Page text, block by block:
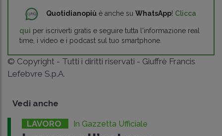
Quotidianopiù è anche su WhatsApp! Clicca
qui per iscriverti gratis e seguire tutta l'informazione real
time, i video e i podcast sul tuo smartphone.
© Copyright - Tutti i diritti riservati - Giuffrè Francis
Lefebvre S.p.A.
Vedi anche
LAVORO In Gazzetta Ufficiale